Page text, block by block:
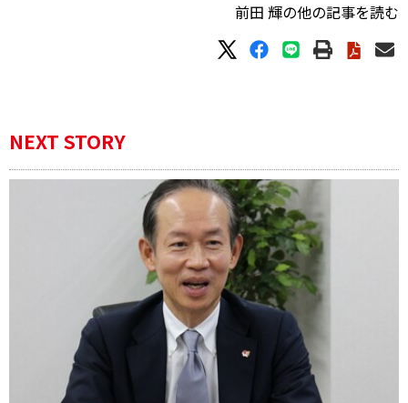
前田 輝の他の記事を読む
NEXT STORY